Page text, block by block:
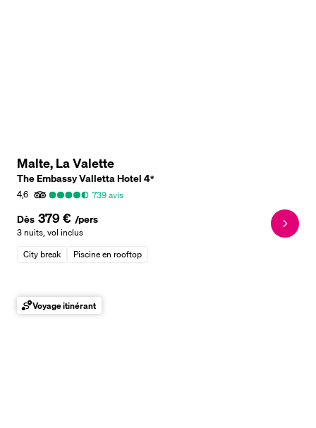
Malte, La Valette
The Embassy Valletta Hotel4*
4,6
739avis
Dès 379 € /pers
3 nuits, vol inclus
City break
Piscine en rooftop
Voyage itinérant